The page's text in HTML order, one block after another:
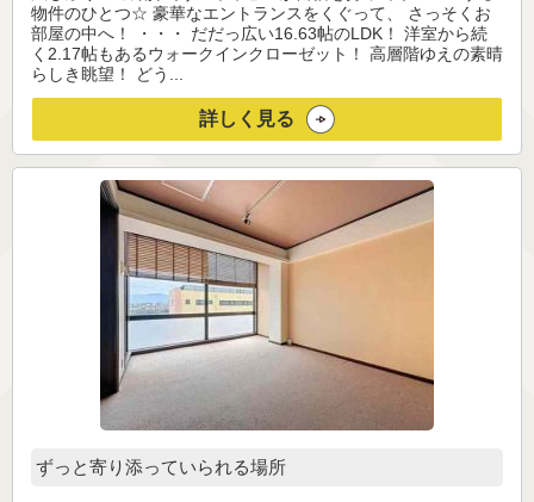
物件のひとつ☆ 豪華なエントランスをくぐって、 さっそくお
部屋の中へ！ ・・・ だだっ広い16.63帖のLDK！ 洋室から続
く2.17帖もあるウォークインクローゼット！ 高層階ゆえの素晴
らしき眺望！ どう...
詳しく見る
ずっと寄り添っていられる場所